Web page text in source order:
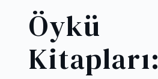
Öykü
Kitapları: